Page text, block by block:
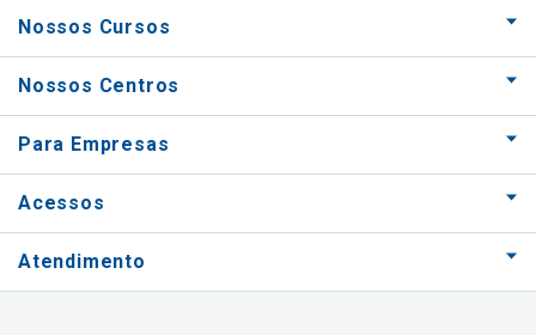
Nossos Cursos
Nossos Centros
Para Empresas
Acessos
Atendimento